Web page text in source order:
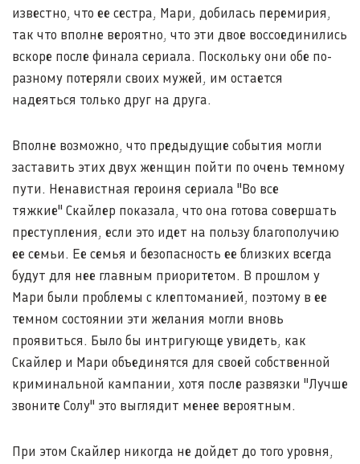
известно, что ее сестра, Мари, добилась перемирия,
так что вполне вероятно, что эти двое воссоединились
вскоре после финала сериала. Поскольку они обе по-
разному потеряли своих мужей, им остается
надеяться только друг на друга.
Вполне возможно, что предыдущие события могли
заставить этих двух женщин пойти по очень темному
пути. Ненавистная героиня сериала "Во все
тяжкие" Скайлер показала, что она готова совершать
преступления, если это идет на пользу благополучию
ее семьи. Ее семья и безопасность ее близких всегда
будут для нее главным приоритетом. В прошлом у
Мари были проблемы с клептоманией, поэтому в ее
темном состоянии эти желания могли вновь
проявиться. Было бы интригующе увидеть, как
Скайлер и Мари объединятся для своей собственной
криминальной кампании, хотя после развязки "Лучше
звоните Солу" это выглядит менее вероятным.
При этом Скайлер никогда не дойдет до того уровня,